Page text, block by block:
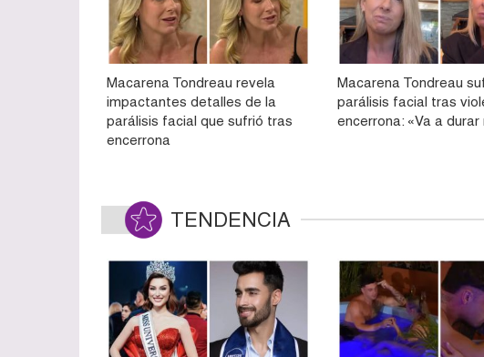
Macarena Tondreau revela
impactantes detalles de la
parálisis facial que sufrió tras
encerrona
Macarena Tondreau
parálisis facial tras
encerrona: «Va a durar
TENDENCIA